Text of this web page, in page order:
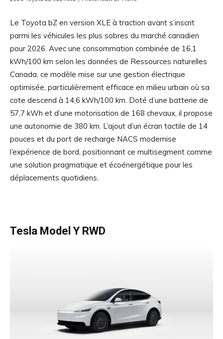
Le Toyota bZ en version XLE à traction avant s’inscrit
parmi les véhicules les plus sobres du marché canadien
pour 2026. Avec une consommation combinée de 16,1
kWh/100 km selon les données de Ressources naturelles
Canada, ce modèle mise sur une gestion électrique
optimisée, particulièrement efficace en milieu urbain où sa
cote descend à 14,6 kWh/100 km. Doté d’une batterie de
57,7 kWh et d’une motorisation de 168 chevaux, il propose
une autonomie de 380 km. L’ajout d’un écran tactile de 14
pouces et du port de recharge NACS modernise
l’expérience de bord, positionnant ce multisegment comme
une solution pragmatique et écoénergétique pour les
déplacements quotidiens.
Tesla Model Y RWD